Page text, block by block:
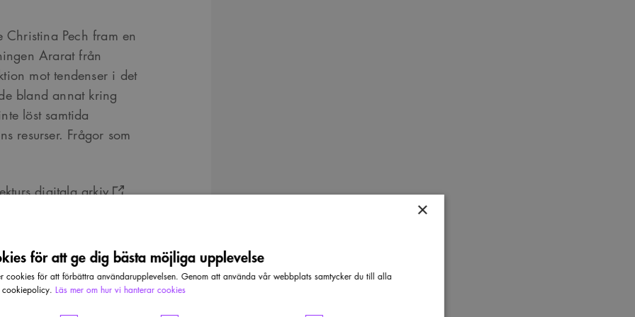
Pech fram en
Ararat från
mot tendenser i det
bland annat kring
löst samtida
resurser. Frågor som
digitala arkiv
,
för att ta del av
Jag gör
om framtiden är
det tydligt hur
politiska prioriteringar
ansats är
×
för att ge dig bästa möjliga upplevelse
cookies för att förbättra användarupplevelsen. Genom att använda vår webbplats samtycker du till alla
Läs mer om hur vi hanterar cookies